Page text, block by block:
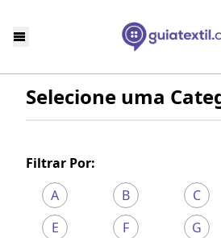
Selecione uma
Filtrar Por:
A
B C
E
F G